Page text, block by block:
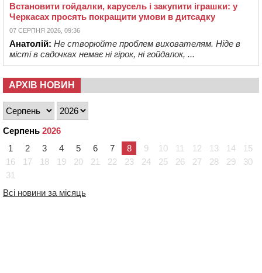
Встановити гойдалки, карусель і закупити іграшки: у
Черкасах просять покращити умови в дитсадку
07 СЕРПНЯ 2026, 09:36
Анатолій: Не створюйте проблем вихователям. Ніде в
місті в садочках немає ні гірок, ні гойдалок, ...
АРХІВ НОВИН
Серпень 2026
1
2 3 4 5 6 7 8 9 10 11 12 13 14
15
16
17 18 19 20 21 22 23 24 25 26 27 28 29
30
31
Всі новини за місяць